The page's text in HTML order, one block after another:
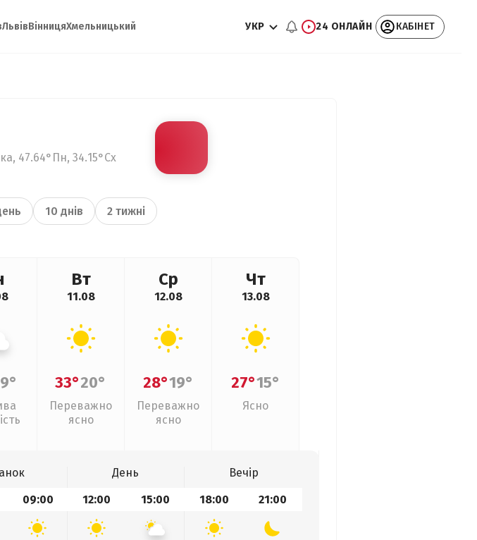
ЛьвівВінницяХмельницький УКР 24 ОНЛАЙН КАБІНЕТ
47.64°Пн, 34.15°Сх
10 днів 2 тижні
Вт
11.08
33°20°
Переважно
ясно
Ср
12.08
28°19°
Переважно
ясно
Чт
13.08
27°15°
Ясно
День
Вечір
09:00 12:00 15:00 18:00 21:00